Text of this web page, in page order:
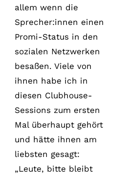
allem wenn die
Sprecher:innen einen
Promi-Status in den
sozialen Netzwerken
besaßen. Viele von
ihnen habe ich in
diesen Clubhouse-
Sessions zum ersten
Mal überhaupt gehört
und hätte ihnen am
liebsten gesagt:
„Leute, bitte bleibt